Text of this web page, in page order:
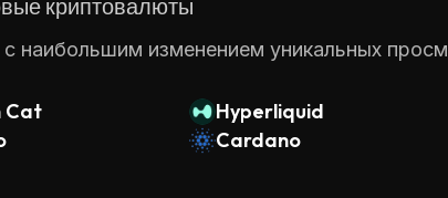
криптовалюты
наибольшим изменением уникальных
Cat Hyperliquid
Cardano